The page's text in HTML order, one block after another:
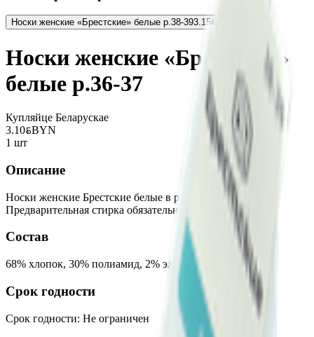
Носки женские «Брестские» белые р.38-393.15BYN
Носки женские «Брестские»
белые р.36-37
Купляйце Беларускае
3.10BYNBYN
1 шт
Описание
Носки женские Брестские белые в размере 36-37.
Предварительная стирка обязательна.
Состав
68% хлопок, 30% полиамид, 2% эластан.
Срок годности
Срок годности: Не ограничен